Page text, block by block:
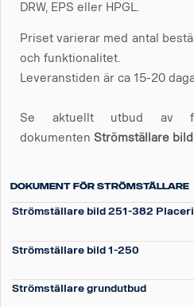
DRW, EPS eller HPGL.
Priset varierar med antal
och funktionalitet.
Leveranstiden är ca 15-20
Se aktuellt utbud av
dokumenten Strömställare bild
Dokument för strömställare
Strömställare bild 251-382
Strömställare bild 1-250
Strömställare grundutbud